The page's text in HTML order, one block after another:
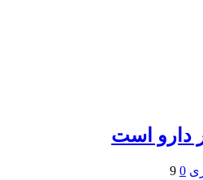
دارو است
0
9